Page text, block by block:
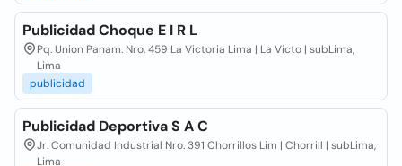
Publicidad Choque E I R L
Pq. Union Panam. Nro. 459 La Victoria Lima | La Victo | subLima,
Lima
publicidad
Publicidad Deportiva S A C
Jr. Comunidad Industrial Nro. 391 Chorrillos Lim | Chorrill | subLima,
Lima